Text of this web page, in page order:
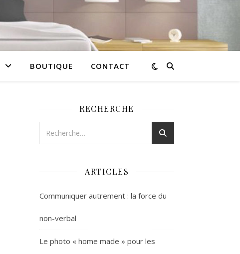
BOUTIQUE CONTACT
RECHERCHE
ARTICLES
Communiquer autrement : la force du
non-verbal
Le photo « home made » pour les